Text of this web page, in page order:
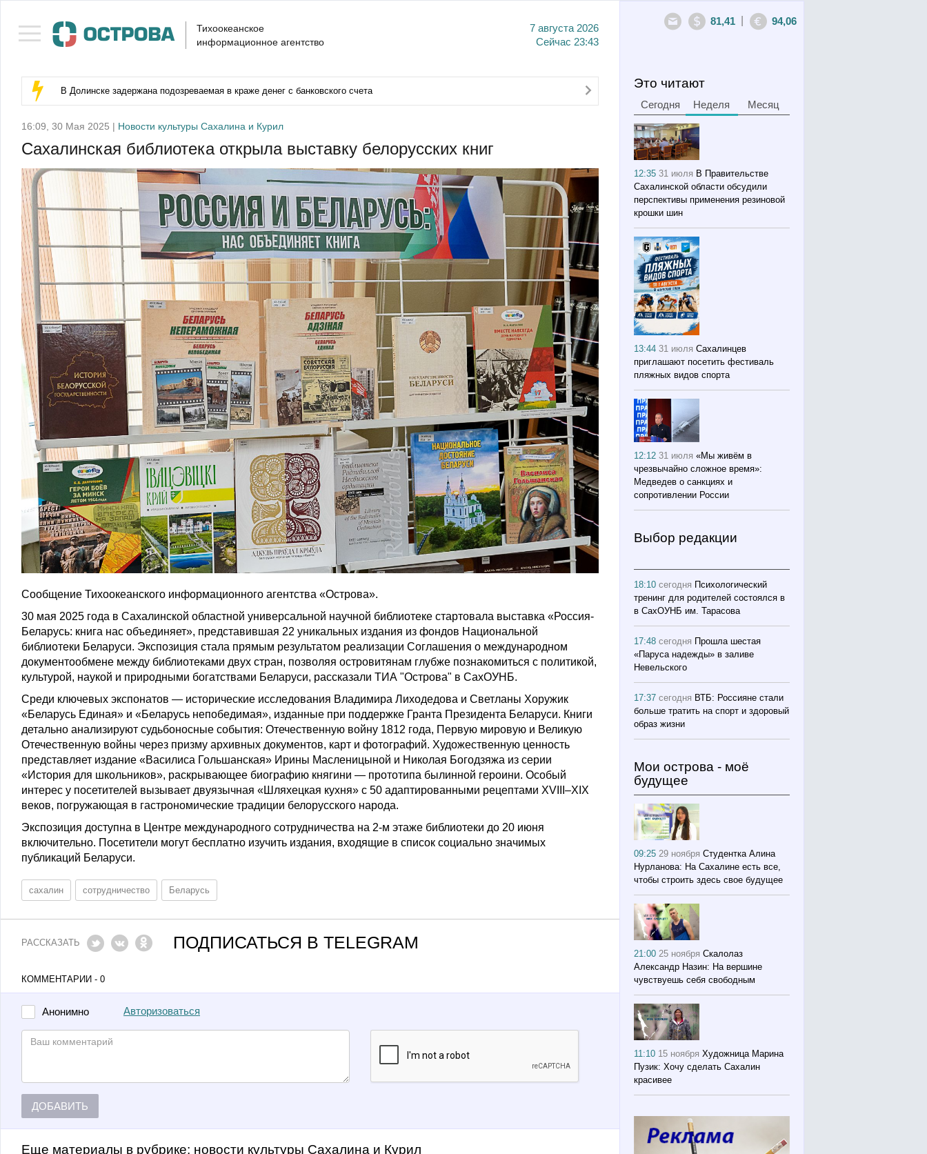
Тихоокеанское
информационное агентство
7 августа 2026
Сейчас 23:43
81,41 94,06
В Долинске задержана подозреваемая в краже денег с банковского счета
16:09, 30 Мая 2025 | Новости культуры Сахалина и Курил
Сахалинская библиотека открыла выставку белорусских книг
Сообщение Тихоокеанского информационного агентства «Острова».
30 мая 2025 года в Сахалинской областной универсальной научной библиотеке стартовала выставка «Россия-
Беларусь: книга нас объединяет», представившая 22 уникальных издания из фондов Национальной
библиотеки Беларуси. Экспозиция стала прямым результатом реализации Соглашения о международном
документообмене между библиотеками двух стран, позволяя островитянам глубже познакомиться с политикой,
культурой, наукой и природными богатствами Беларуси, рассказали ТИА "Острова" в СахОУНБ.
Среди ключевых экспонатов — исторические исследования Владимира Лиходедова и Светланы Хоружик
«Беларусь Единая» и «Беларусь непобедимая», изданные при поддержке Гранта Президента Беларуси. Книги
детально анализируют судьбоносные события: Отечественную войну 1812 года, Первую мировую и Великую
Отечественную войны через призму архивных документов, карт и фотографий. Художественную ценность
представляет издание «Василиса Гольшанская» Ирины Масленицыной и Николая Богодзяжа из серии
«История для школьников», раскрывающее биографию княгини — прототипа былинной героини. Особый
интерес у посетителей вызывает двуязычная «Шляхецкая кухня» с 50 адаптированными рецептами XVIII–XIX
веков, погружающая в гастрономические традиции белорусского народа.
Экспозиция доступна в Центре международного сотрудничества на 2-м этаже библиотеки до 20 июня
включительно. Посетители могут бесплатно изучить издания, входящие в список социально значимых
публикаций Беларуси.
сахалин сотрудничество Беларусь
РАССКАЗАТЬ ПОДПИСАТЬСЯ В TELEGRAM
КОММЕНТАРИИ - 0
Анонимно Авторизоваться
ДОБАВИТЬ
Еще материалы в рубрике: Новости культуры Сахалина и Курил
Это читают
Сегодня Неделя Месяц
12:3531 июля В Правительстве
Сахалинской области обсудили
перспективы применения резиновой
крошки шин
13:4431 июля Сахалинцев
приглашают посетить фестиваль
пляжных видов спорта
12:1231 июля «Мы живём в
чрезвычайно сложное время»:
Медведев о санкциях и
сопротивлении России
Выбор редакции
18:10сегодня Психологический
тренинг для родителей состоялся в
в СахОУНБ им. Тарасова
17:48сегодня Прошла шестая
«Паруса надежды» в заливе
Невельского
17:37сегодня ВТБ: Россияне стали
больше тратить на спорт и здоровый
образ жизни
Мои острова - моё
будущее
09:2529 ноября Студентка Алина
Нурланова: На Сахалине есть все,
чтобы строить здесь свое будущее
21:0025 ноября Скалолаз
Александр Назин: На вершине
чувствуешь себя свободным
11:10 15 ноября Художница Марина
Пузик: Хочу сделать Сахалин
красивее